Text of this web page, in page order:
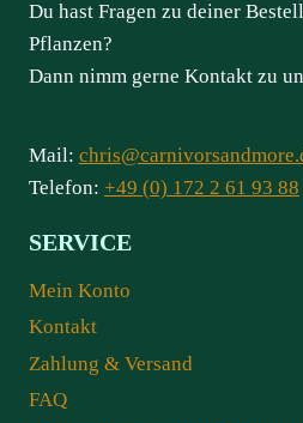
Du hast Fragen zu deiner
Pflanzen?
Dann nimm gerne Kontakt zu
Mail:
Telefon: +49 (0) 172 2 61 93 88
SERVICE
Mein Konto
Kontakt
Zahlung & Versand
FAQ